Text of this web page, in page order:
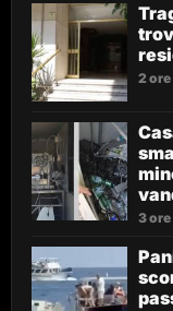
2 ore
3 ore